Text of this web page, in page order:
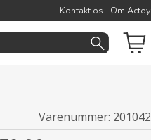
Om Actoy
Kontakt os
Varenummer: 201042